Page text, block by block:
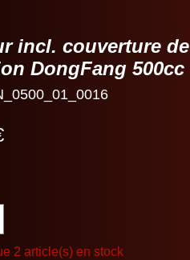
incl. couverture de
DongFang 500cc
Prix
2 article(s) en stock